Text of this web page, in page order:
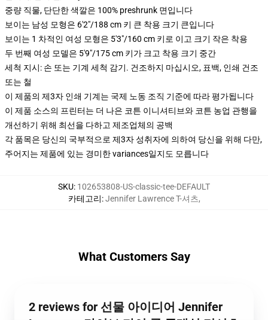
중량 직물, 단단한 색깔은 100% preshrunk 면입니다
보이는 남성 모형은 6'2"/188 cm 키 큰 착용 크기 큰입니다
보이는 1 차적인 여성 모형은 5'3"/160 cm 키로 이고 크기 작은 착용
두 번째 여성 모델은 5'9"/175 cm 키가 크고 착용 크기 중간
세척 지시: 손 또는 기계 세척 감기. 건조하지 마십시오, 표백, 인쇄 건조
또는 철
이 제품의 제3자 인쇄 기계는 국제 노동 조직 기준에 따라 평가됩니다
이 제품 소스의 프린터는 더 나은 코튼 이니셔티브와 코튼 농업 관행을
개선하기 위해 최선을 다하고 제조업체의 공백
각 품목은 당신의 국부적으로 제3자 성취자에 의하여 당신을 위해 다만,
주어지는 제품에 있는 경미한 variances일지도 모릅니다
SKU: 102653808-US-classic-tee-DEFAULT
카테고리:Jennifer Lawrence T-셔츠,
What Customers Say
2 reviews for 선물 아이디어 Jennifer